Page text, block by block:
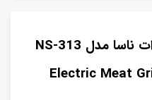
Electric Meat